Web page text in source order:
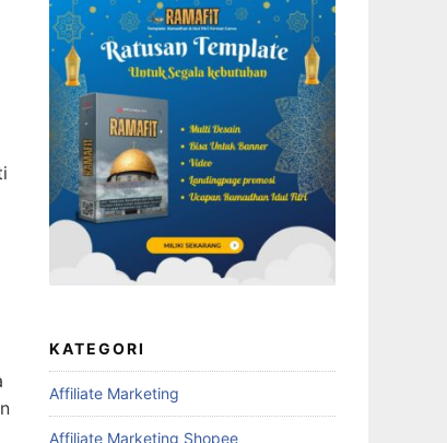
KATEGORI
Affiliate Marketing
Affiliate Marketing Shopee